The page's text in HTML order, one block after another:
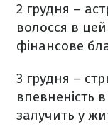
2 грудня –
волосся в
фінансове
3 грудня –
впевненість
залучить у